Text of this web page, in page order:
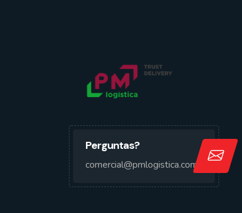
Perguntas?
comercial@pmlogistica.com.br